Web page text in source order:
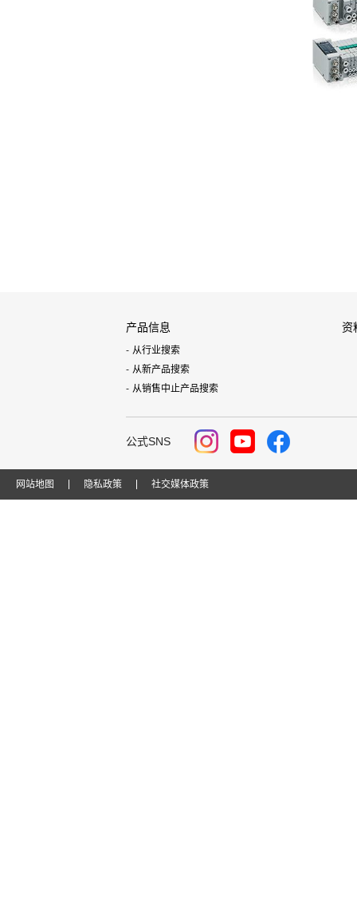
产品信息
从行业搜索
从新产品搜索
从销售中止产品搜索
资
公式SNS
网站地图 隐私政策 社交媒体政策